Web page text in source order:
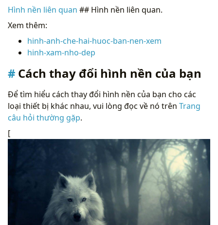
Hình nền liên quan ## Hình nền liên quan.
Xem thêm:
hinh-anh-che-hai-huoc-ban-nen-xem
hinh-xam-nho-dep
Cách thay đổi hình nền của bạn
Để tìm hiểu cách thay đổi hình nền của bạn cho các
loại thiết bị khác nhau, vui lòng đọc về nó trên Trang
câu hỏi thường gặp.
[